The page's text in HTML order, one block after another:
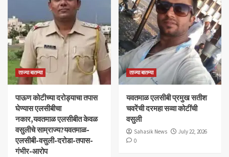
ताज्या बातम्या
पाऊण कोटीच्या दरोड्याचा तपास
घेण्यास एलसीबीचा
नकार,यवतमाळ एलसीबीत केवळ
वसुलीचे साम्राज्य?यवतमाळ-
एलसीबी-वसुली-दरोडा-तपास-
गंभीर-आरोप
ताज्या बातम्या
यवतमाळ एलसीबी प्रमुख सतीश
चवरेंची दरमहा सव्वा कोटींची
वसुली
Sahasik News
July 22, 2026
0